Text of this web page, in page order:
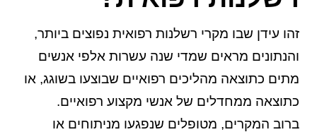
זהו עידן שבו מקרי רשלנות רפואית נפוצים ביותר,
והנתונים מראים שמדי שנה עשרות אלפי אנשים
מתים כתוצאה מהליכים רפואיים שבוצעו בשוגג, או
כתוצאה ממחדלים של אנשי מקצוע רפואיים.
ברוב המקרים, מטופלים שנפגעו מניתוחים או